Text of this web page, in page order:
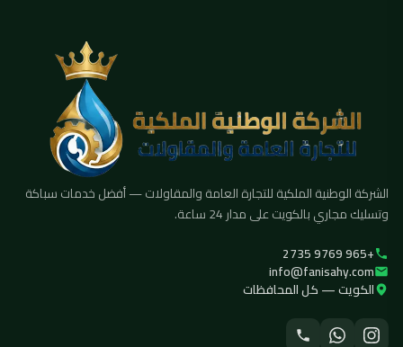
الشركة الوطنية الملكية للتجارة العامة والمقاولات — أفضل خدمات سباكة
وتسليك مجاري بالكويت على مدار 24 ساعة.
+965 9769 2735
info@fanisahy.com
الكويت — كل المحافظات